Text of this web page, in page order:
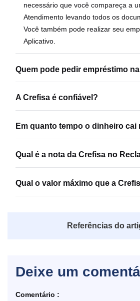
necessário que você compareça a
Atendimento levando todos os
Você também pode realizar seu
Aplicativo.
Quem pode pedir empréstimo
A Crefisa é confiável?
Em quanto tempo o dinheiro cai
Qual é a nota da Crefisa no
Qual o valor máximo que a
Referências do
Deixe um
Comentário